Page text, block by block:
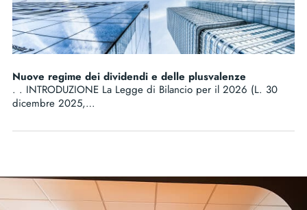
Nuove regime dei dividendi e delle plusvalenze
. . INTRODUZIONE La Legge di Bilancio per il 2026 (L. 30
dicembre 2025,…